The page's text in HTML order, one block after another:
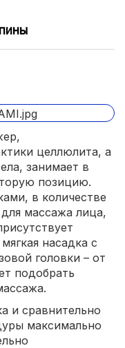
целлюлита, а
занимает в
позицию.
в количестве
массажа лица,
насадка с
головки – от
подобрать
и сравнительно
максимально